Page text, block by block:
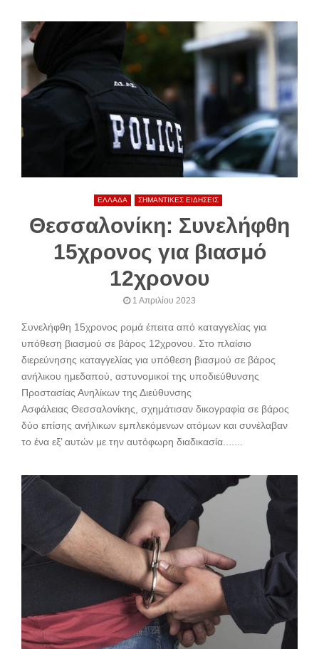
ΕΛΛΑΔΑ ΣΗΜΑΝΤΙΚΕΣ ΕΙΔΗΣΕΙΣ
Θεσσαλονίκη: Συνελήφθη
15χρονος για βιασμό
12χρονου
1 Απριλίου 2023
Συνελήφθη 15χρονος ρομά έπειτα από καταγγελίας για
υπόθεση βιασμού σε βάρος 12χρονου. Στο πλαίσιο
διερεύνησης καταγγελίας για υπόθεση βιασμού σε βάρος
ανήλικου ημεδαπού, αστυνομικοί της υποδιεύθυνσης
Προστασίας Ανηλίκων της Διεύθυνσης
Ασφάλειας Θεσσαλονίκης, σχημάτισαν δικογραφία σε βάρος
δύο επίσης ανήλικων εμπλεκόμενων ατόμων και συνέλαβαν
το ένα εξ’ αυτών με την αυτόφωρη διαδικασία.......